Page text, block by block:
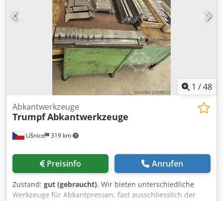
1 /48
Líšnice 319 km
Abkantwerkzeuge
TrumpfAbkantwerkzeuge
Preisinfo Anrufen
Zustand: gut (gebraucht), Wir bieten unterschiedliche
Werkzeuge für Abkantpressen, fast ausschliesslich der